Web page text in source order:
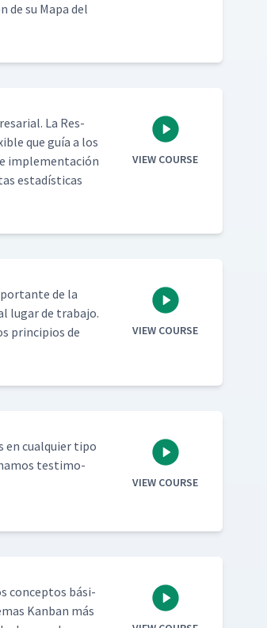
de su Mapa del
La Res­
que guía a los
imple­mentación
estadís­ti­cas
VIEW COURSE
de la
lugar de tra­ba­jo.
prin­ci­p­ios de
VIEW COURSE
en cualquier tipo
tes­ti­mo­
VIEW COURSE
con­cep­tos bási­
Kan­ban más